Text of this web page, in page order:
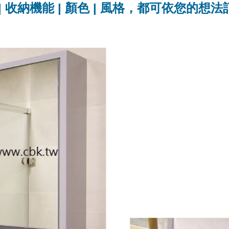
收納機能 | 顏色 | 風格，都可依您的想法